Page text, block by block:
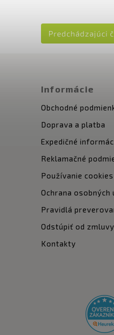
Predchádzajúci
Informácie
Obchodné
Doprava a platba
Expedičné
Reklamačné
Používanie cookies
Ochrana osobných
Pravidlá
Odstúpiť od zmluvy
Kontakty